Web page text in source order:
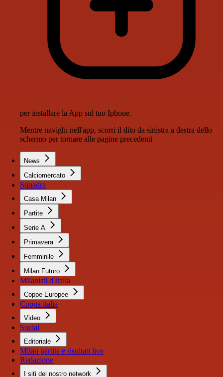
per installare la App sul tuo Iphone.
Mentre navighi nell'app, scorri il dito da sinistra a destra dello
schermo per tornare alle pagine precedenti
News
Calciomercato
Squadra
Casa Milan
Partite
Serie A
Primavera
Femminile
Milan Futuro
Milanisti d'Italia
Coppe Europee
Coppa italia
Video
Social
Editoriale
Milan partite e risultati live
Redazione
I siti del nostro network